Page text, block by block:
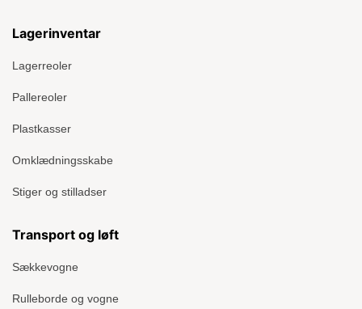
Lagerinventar
Lagerreoler
Pallereoler
Plastkasser
Omklædningsskabe
Stiger og stilladser
Transport og løft
Sækkevogne
Rulleborde og vogne